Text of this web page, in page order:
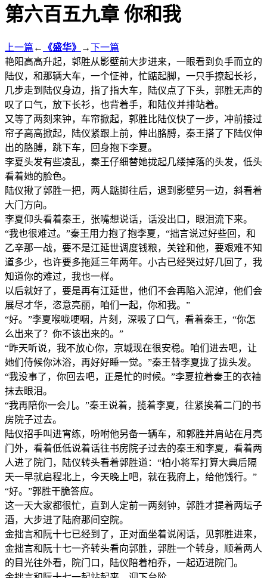
第六百五九章 你和我
上一篇 ← 《盛华》 →下一篇
艳阳高高升起，郭胜从影壁前大步进来，一眼看到负手而立的
陆仪，和那辆大车，一个怔神，忙踮起脚，一只手撩起长衫，
几步走到陆仪身边，指了指大车，陆仪点了下头，郭胜无声的
叹了口气，放下长衫，也背着手，和陆仪并排站着。
又等了两刻来钟，车帘掀起，郭胜比陆仪快了一步，冲前接过
帘子高高掀起，陆仪紧跟上前，伸出胳膊，秦王搭了下陆仪伸
出的胳膊，跳下车，回身抱下李夏。
李夏头发有些凌乱，秦王仔细替她拢起几缕掉落的头发，低头
看着她的脸色。
陆仪揪了郭胜一把，两人踮脚往后，退到影壁另一边，斜看着
大门方向。
李夏仰头看着秦王，张嘴想说话，话没出口，眼泪流下来。
“我也很难过。”秦王用力抱了抱李夏，“拙言说过好些回，和
乙辛那一战，要不是江延世调度钱粮，关铨和他，要艰难不知
道多少，也许要多拖延三年两年。小古已经哭过好几回了，我
知道你的难过，我也一样。
以后就好了，要是再有江延世，他们不会再陷入泥淖，他们会
展尽才华，恣意亮丽，咱们一起，你和我。”
“好。”李夏喉咙哽咽，片刻，深吸了口气，看着秦王，“你怎
么出来了？你不该出来的。”
“昨天听说，我不放心你，京城现在很安稳。咱们进去吧，让
她们侍候你沐浴，再好好睡一觉。”秦王替李夏拢了拢头发。
“我没事了，你回去吧，正是忙的时候。”李夏拉着秦王的衣袖
抹去眼泪。
“我再陪你一会儿。”秦王说着，揽着李夏，往紧挨着二门的书
房院子过去。
陆仪招手叫进宵练，吩咐他另备一辆车，和郭胜并肩站在月亮
门外，看着低低说着话往书房院子过去的秦王和李夏，看着两
人进了院门，陆仪转头看着郭胜道：“柏小将军打算大典后隔
天一早就启程北上，今天晚上吧，就在我府上，给他饯行。”
“好。”郭胜干脆答应。
这一天大家都很忙，直到人定前一两刻钟，郭胜才提着两坛子
酒，大步进了陆府那间空院。
金拙言和阮十七已经到了，正对面坐着说闲话，见郭胜进来，
金拙言和阮十七一齐转头看向郭胜，郭胜一个转身，顺着两人
的目光往外看，院门口，陆仪陪着柏乔，一起迈进院门。